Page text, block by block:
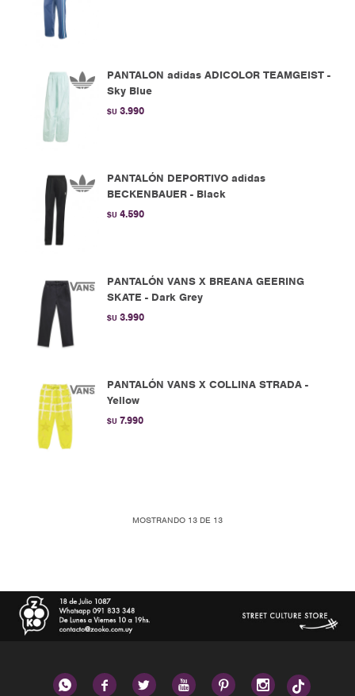
PANTALON adidas ADICOLOR TEAMGEIST -
Sky Blue
$U 3.990
PANTALÓN DEPORTIVO adidas
BECKENBAUER - Black
$U 4.590
PANTALÓN VANS X BREANA GEERING
SKATE - Dark Grey
$U 3.990
PANTALÓN VANS X COLLINA STRADA -
Yellow
$U 7.990
MOSTRANDO 13 DE 13
     